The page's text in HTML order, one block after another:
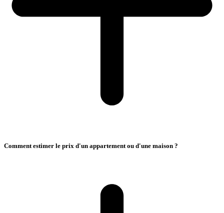
Comment estimer le prix d'un appartement ou d'une maison ?